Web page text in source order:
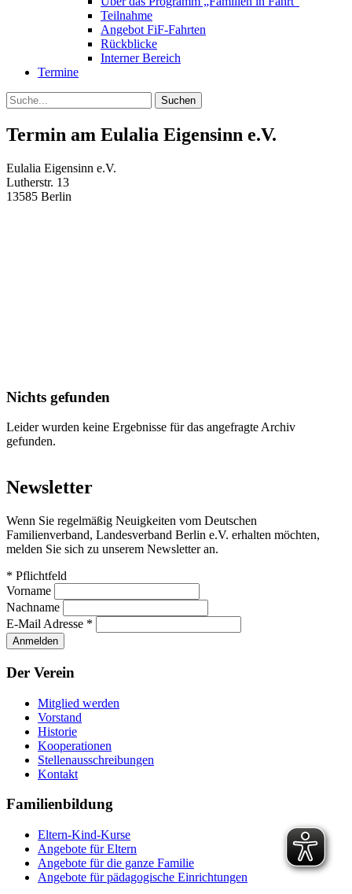
Teilnahme
Angebot FiF-Fahrten
Rückblicke
Interner Bereich
Termine
Suche
Termin am Eulalia Eigensinn e.V.
Eulalia Eigensinn e.V.
Lutherstr. 13
13585 Berlin
Nichts gefunden
Leider wurden keine Ergebnisse für das angefragte Archiv
gefunden.
Newsletter
Wenn Sie regelmäßig Neuigkeiten vom Deutschen
Familienverband, Landesverband Berlin e.V. erhalten möchten,
melden Sie sich zu unserem Newsletter an.
* Pflichtfeld
Vorname
Nachname
E-Mail Adresse *
Der Verein
Mitglied werden
Vorstand
Historie
Kooperationen
Stellenausschreibungen
Kontakt
Familienbildung
Eltern-Kind-Kurse
Angebote für Eltern
Angebote für die ganze Familie
Angebote für pädagogische Einrichtungen